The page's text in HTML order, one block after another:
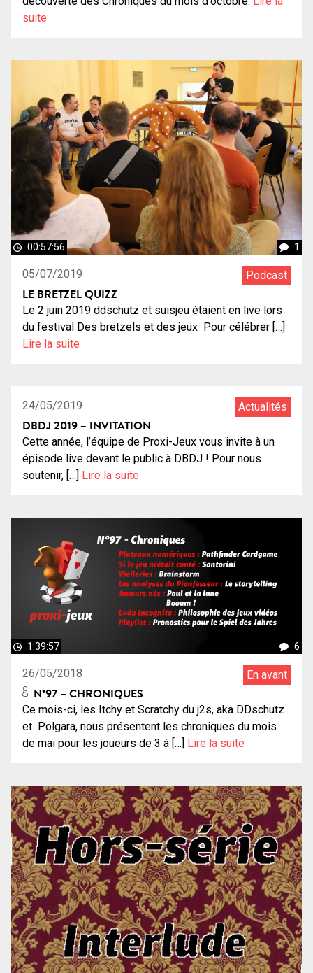
suite
00:57:56 1
05/07/2019 Podcast
LE BRETZEL QUIZZ
Le 2 juin 2019 ddschutz et suisjeu étaient en live lors
du festival Des bretzels et des jeux Pour célébrer […]
Lire la suite
24/05/2019 Actualités
DBDJ 2019 – INVITATION
Cette année, l’équipe de Proxi-Jeux vous invite à un
épisode live devant le public à DBDJ ! Pour nous
soutenir, […] Lire la suite
1:39:57 6
26/05/2018 En avant
N°97 – CHRONIQUES
Ce mois-ci, les Itchy et Scratchy du j2s, aka DDschutz
et Polgara, nous présentent les chroniques du mois
de mai pour les joueurs de 3 à […] Lire la suite